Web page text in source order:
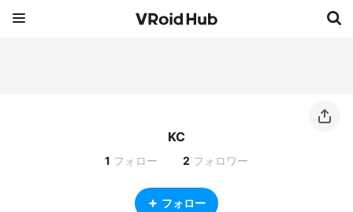
KC
1 フォロー 2 フォロワー
フォロー